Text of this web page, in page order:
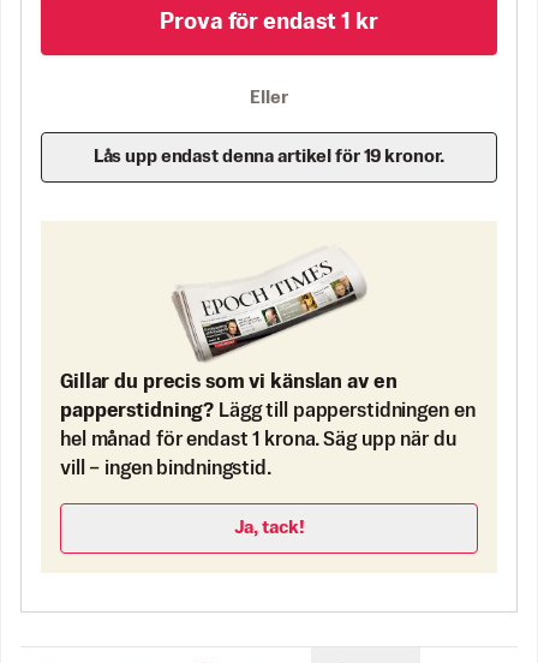
Prova för endast 1 kr
Eller
Lås upp endast denna artikel för 19 kronor.
Gillar du precis som vi känslan av en
papperstidning? Lägg till papperstidningen en
hel månad för endast 1 krona. Säg upp när du
vill – ingen bindningstid.
Ja, tack!